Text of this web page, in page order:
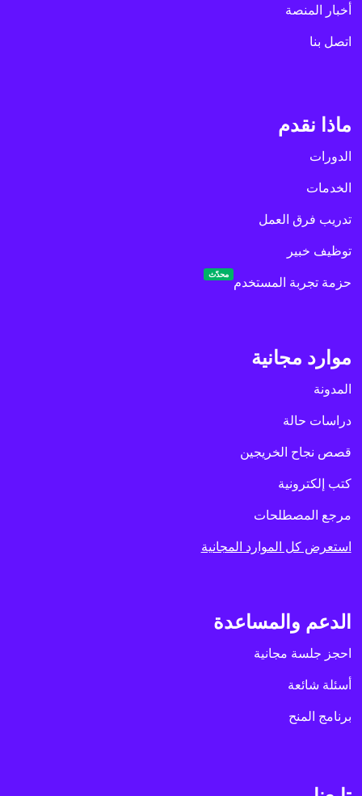
أخبار المنصة
اتصل بنا
ماذا نقدم
الدورات
الخدمات
تدريب فرق العمل
توظيف خبير
حزمة تجربة المستخدم
محدّث
موارد مجانية
المدونة
دراسات حالة
قصص نجاح الخريجين
كتب إلكترونية
مرجع المصطلحات
استعرض كل الموارد المجانية
الدعم والمساعدة
احجز جلسة مجانية
أسئلة شائعة
برنامج المنح